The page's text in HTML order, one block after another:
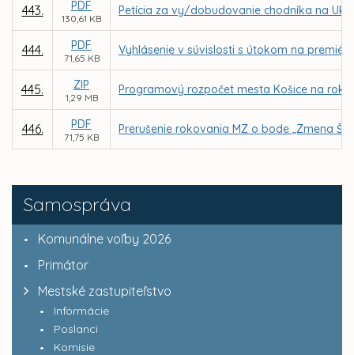
Samospráva
Komunálne voľby 2026
Primátor
Mestské zastupiteľstvo
Informácie
Poslanci
Komisie
443. PDF
130,61 KB
Petícia za vy/dobudovanie chodníka na
444. PDF
71,65 KB
Vyhlásenie v súvislosti s útokom na
445. ZIP
1,29 MB
Programový rozpočet mesta Košice na
446. PDF
71,75 KB
Prerušenie rokovania MZ o bode „Zmena